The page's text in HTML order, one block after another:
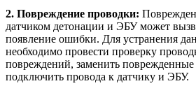
2. Повреждение проводки:
датчиком детонации и ЭБУ может
появление ошибки. Для устранения
необходимо провести проверку
повреждений, заменить поврежденные
подключить провода к датчику и ЭБУ.